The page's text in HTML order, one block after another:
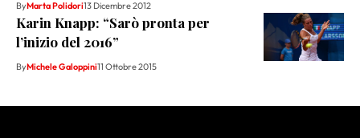
ByMarta Polidori13 Dicembre 2012
Karin Knapp: “Sarò pronta per
l’inizio del 2016”
ByMichele Galoppini11 Ottobre 2015